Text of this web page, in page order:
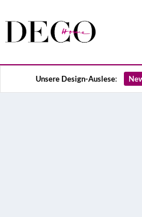
Unsere Design-Auslese: